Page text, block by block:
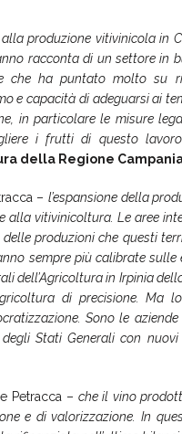
produzione vitivinicola in
racconta di un settore in
che ha puntato molto su
e capacità di adeguarsi ai
in particolare le misure
i frutti di questo lavoro
della Regione
–l’espansione della
alla vitivinicoltura. Le aree
produzioni che questi
sempre più calibrate sulle
dell’Agricoltura in Irpinia
di precisione. Ma
Sono le
Stati Generali con
Petracca –che il vino
e di valorizzazione. In